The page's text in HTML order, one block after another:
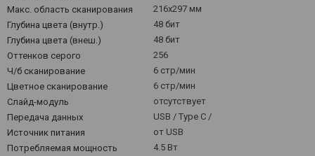
Макс. область сканирования
216x297 мм
Глубина цвета (внутр.)
48 бит
Глубина цвета (внеш.)
48 бит
Оттенков серого
256
Ч/б сканирование
6 стр/мин
Цветное сканирование
6 стр/мин
Слайд-модуль
отсутствует
Передача данных
USB / Type C /
Источник питания
от USB
Потребляемая мощность
4.5 Вт